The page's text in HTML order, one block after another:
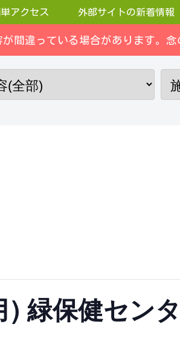
アクセス 外部サイトの新着情報
間違っている場合があります。
) 緑保健セン